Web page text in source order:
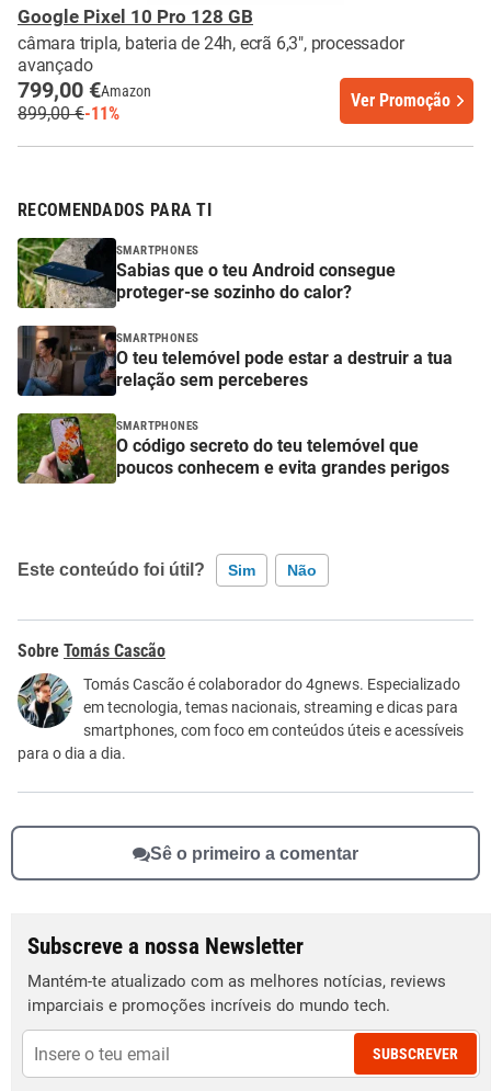
Google Pixel 10 Pro 128 GB
câmara tripla, bateria de 24h, ecrã 6,3", processador
avançado
799,00 €Amazon
899,00 €-11%
Ver Promoção
RECOMENDADOS PARA TI
SMARTPHONES
Sabias que o teu Android consegue
proteger-se sozinho do calor?
SMARTPHONES
O teu telemóvel pode estar a destruir a tua
relação sem perceberes
SMARTPHONES
O código secreto do teu telemóvel que
poucos conhecem e evita grandes perigos
Este conteúdo foi útil? Sim Não
Este conteúdo contém informação incorreta
Este conteúdo não tem a informação que procuro
Outro
Tomás Cascão
Tomás Cascão é colaborador do 4gnews. Especializado
em tecnologia, temas nacionais, streaming e dicas para
smartphones, com foco em conteúdos úteis e acessíveis
para o dia a dia.
Sê o primeiro a comentar
Subscreve a nossa Newsletter
Mantém-te atualizado com as melhores notícias, reviews
imparciais e promoções incríveis do mundo tech.
SUBSCREVER